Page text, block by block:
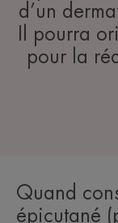
d’un
Il pourra
pour la
Quand
épicutané